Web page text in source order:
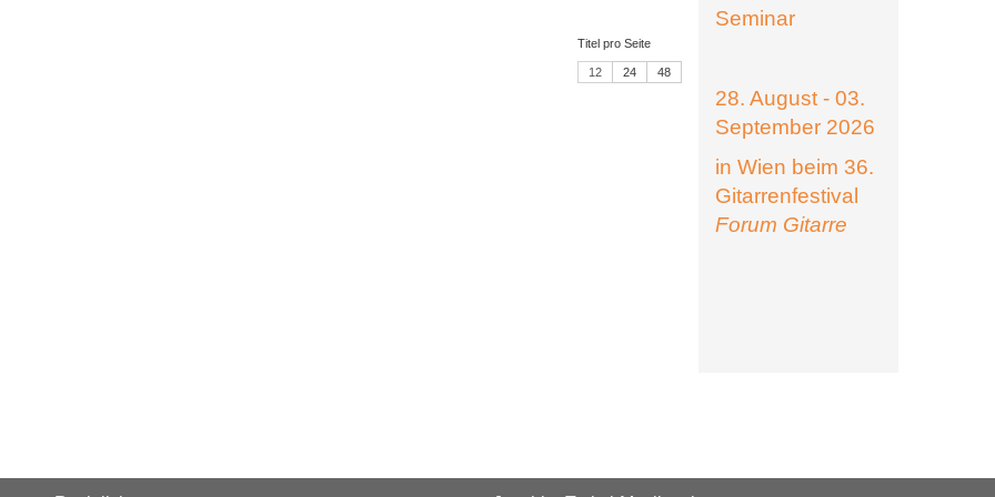
Titel pro Seite
12 24 48
Seminar
28. August - 03.
September 2026
in Wien beim 36.
Gitarrenfestival
Forum Gitarre